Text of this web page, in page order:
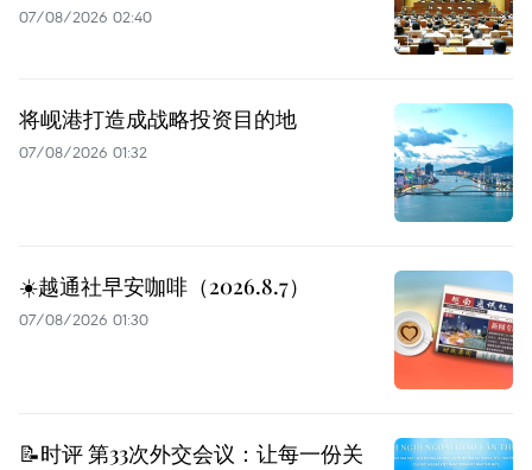
07/08/2026 02:40
将岘港打造成战略投资目的地
07/08/2026 01:32
☀️越通社早安咖啡（2026.8.7）
07/08/2026 01:30
📝时评 第33次外交会议：让每一份关